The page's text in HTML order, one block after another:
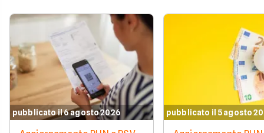
pubblicato il 6 agosto 2026 pubblicato il 5 agosto